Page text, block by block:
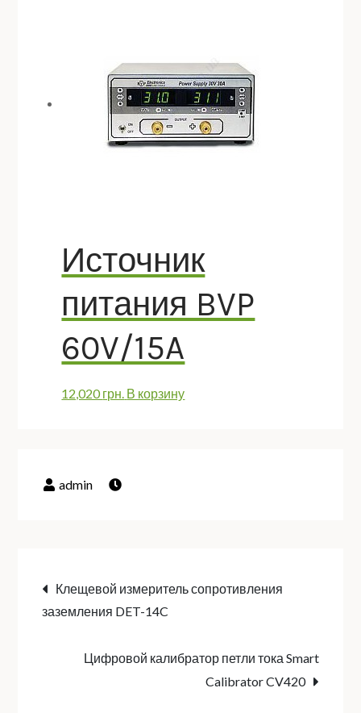
Источник
питания BVP
60V/15A
12,020грн. В корзину
Навигация
Клещевой измеритель сопротивления
заземления DET-14C
Цифровой калибратор петли тока Smart
Calibrator CV420